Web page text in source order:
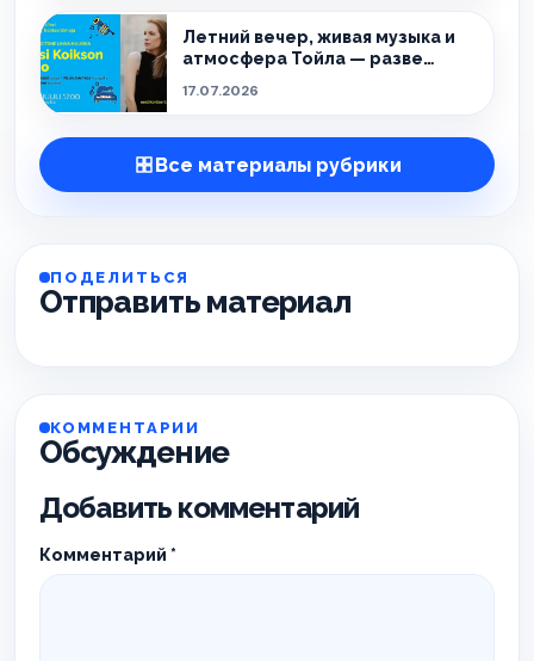
Летний вечер, живая музыка и
атмосфера Тойла — разве
сочетание?
17.07.2026
Все материалы рубрики
ПОДЕЛИТЬСЯ
Отправить материал
КОММЕНТАРИИ
Обсуждение
Добавить комментарий
Комментарий *